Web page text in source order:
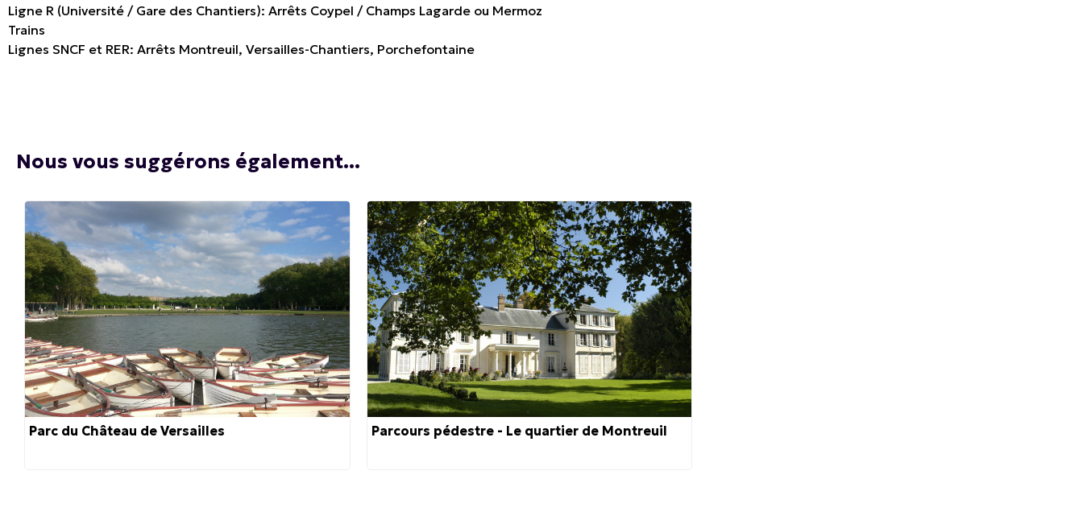
Ligne R (Université / Gare des Chantiers): Arrêts Coypel / Champs Lagarde ou Mermoz
Trains
Lignes SNCF et RER: Arrêts Montreuil, Versailles-Chantiers, Porchefontaine
Nous vous suggérons également...
Parc du Château de Versailles Parcours pédestre - Le quartier de Montreuil